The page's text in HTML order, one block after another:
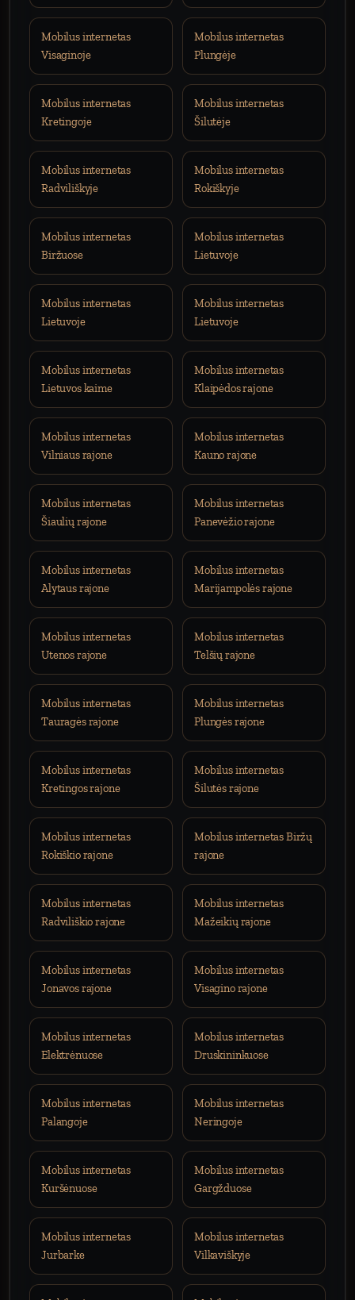
Mobilus internetas
Visaginoje
Mobilus internetas
Plungėje
Mobilus internetas
Kretingoje
Mobilus internetas
Šilutėje
Mobilus internetas
Radviliškyje
Mobilus internetas
Rokiškyje
Mobilus internetas
Biržuose
Mobilus internetas
Lietuvoje
Mobilus internetas
Lietuvoje
Mobilus internetas
Lietuvoje
Mobilus internetas
Lietuvos kaime
Mobilus internetas
Klaipėdos rajone
Mobilus internetas
Vilniaus rajone
Mobilus internetas
Kauno rajone
Mobilus internetas
Šiaulių rajone
Mobilus internetas
Panevėžio rajone
Mobilus internetas
Alytaus rajone
Mobilus internetas
Marijampolės rajone
Mobilus internetas
Utenos rajone
Mobilus internetas
Telšių rajone
Mobilus internetas
Tauragės rajone
Mobilus internetas
Plungės rajone
Mobilus internetas
Kretingos rajone
Mobilus internetas
Šilutės rajone
Mobilus internetas
Rokiškio rajone
Mobilus internetas Biržų
rajone
Mobilus internetas
Radviliškio rajone
Mobilus internetas
Mažeikių rajone
Mobilus internetas
Jonavos rajone
Mobilus internetas
Visagino rajone
Mobilus internetas
Elektrėnuose
Mobilus internetas
Druskininkuose
Mobilus internetas
Palangoje
Mobilus internetas
Neringoje
Mobilus internetas
Kuršėnuose
Mobilus internetas
Gargžduose
Mobilus internetas
Jurbarke
Mobilus internetas
Vilkaviškyje